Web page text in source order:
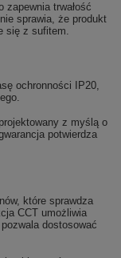
zapewnia trwałość
sprawia, że produkt
się z sufitem.
ochronności IP20,
z myślą o
potwierdza
które sprawdza
CCT umożliwia
dostosować